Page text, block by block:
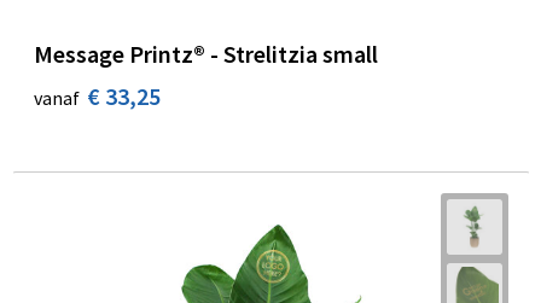
Message Printz® - Strelitzia small
vanaf € 33,25